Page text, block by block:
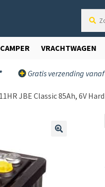
CAMPER VRACHTWAGEN
Gratis verzending
JBE Classic 85Ah, 6V